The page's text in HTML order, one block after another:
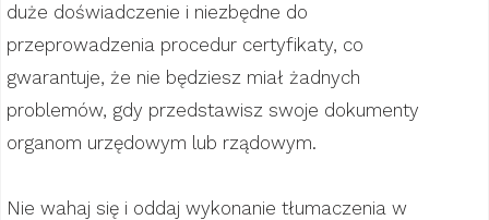
duże doświadczenie i niezbędne do
przeprowadzenia procedur certyfikaty, co
gwarantuje, że nie będziesz miał żadnych
problemów, gdy przedstawisz swoje dokumenty
organom urzędowym lub rządowym.
Nie wahaj się i oddaj wykonanie tłumaczenia w